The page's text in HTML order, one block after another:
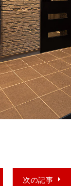
次の記事 arrow_right